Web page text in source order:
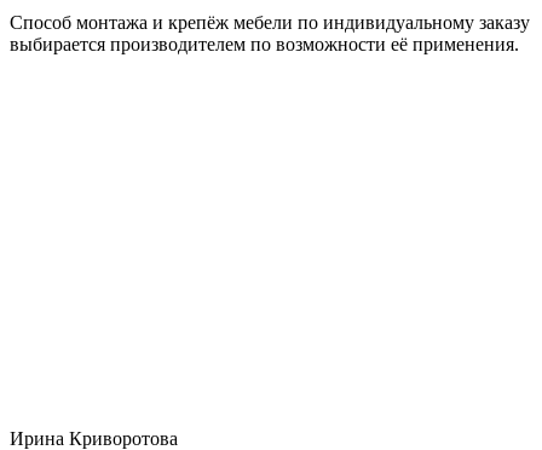
Способ монтажа и крепёж мебели по индивидуальному заказу
выбирается производителем по возможности её применения.
Ирина Криворотова